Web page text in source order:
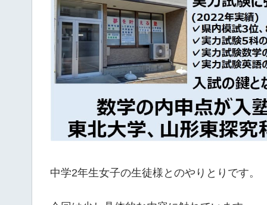
中学2年生女子の生徒様とのやりとりです。